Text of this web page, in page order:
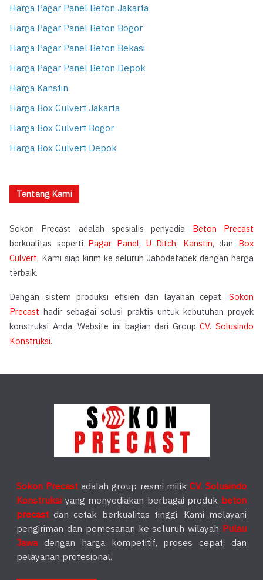
Harga Pagar Panel Beton Jakarta
Harga Pagar Panel Beton Bogor
Harga Pagar Panel Beton Bekasi
Harga Pagar Panel Beton Depok
Harga Kanstin
Harga Box Culvert Jakarta
Harga Box Culvert Bogor
Harga Box Culvert Depok
Tentang Kami
Sokon Precast adalah spesialis penyedia Beton Precast
berkualitas seperti Pagar Panel, U Ditch, Kanstin, dan Box
Culvert. Kami siap kirim ke seluruh Jabodetabek dengan harga
terbaik.
Dengan sistem produksi efisien dan layanan cepat, Sokon
Precast hadir sebagai solusi praktis untuk kebutuhan proyek
konstruksi Anda. Website ini bagian dari GroupCV. Solusindo
Konstruksi.
Sokon Precast adalah group resmi milik CV. Solusindo
Konstruksi yang menyediakan berbagai produk beton
precast dan cetak berkualitas tinggi. Kami melayani
pengiriman dan pemesanan ke seluruh wilayah Pulau
Jawadengan harga kompetitif, proses cepat, dan
pelayanan profesional.